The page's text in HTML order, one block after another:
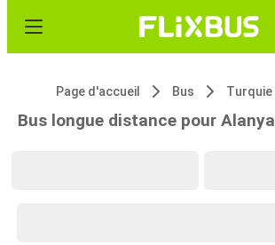
Page d'accueil Bus Turquie
Bus longue distance pour Alanya